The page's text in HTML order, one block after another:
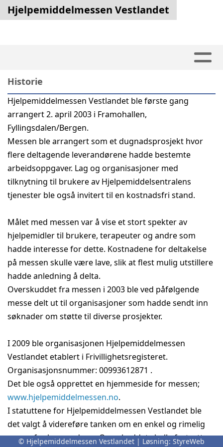
Hjelpemiddelmessen Vestlandet
Historie
Hjelpemiddelmessen Vestlandet ble første gang
arrangert 2. april 2003 i Framohallen,
Fyllingsdalen/Bergen.
Messen ble arrangert som et dugnadsprosjekt hvor
flere deltagende leverandørene hadde bestemte
arbeidsoppgaver. Lag og organisasjoner med
tilknytning til brukere av Hjelpemiddelsentralens
tjenester ble også invitert til en kostnadsfri stand.
Målet med messen var å vise et stort spekter av
hjelpemidler til brukere, terapeuter og andre som
hadde interesse for dette. Kostnadene for deltakelse
på messen skulle være lave, slik at flest mulig utstillere
hadde anledning å delta.
Overskuddet fra messen i 2003 ble ved påfølgende
messe delt ut til organisasjoner som hadde sendt inn
søknader om støtte til diverse prosjekter.
I 2009 ble organisasjonen Hjelpemiddelmessen
Vestlandet etablert i Frivillighetsregisteret.
Organisasjonsnummer: 00993612871 .
Det ble også opprettet en hjemmeside for messen;
www.hjelpemiddelmessen.no.
I statuttene for Hjelpemiddelmessen Vestlandet ble
det valgt å videreføre tanken om en enkel og rimelig
messe for leverandører. Overskuddet skulle fortsatt
© Hjelpemiddelmessen Vestlandet | Løsning: StyreWeb